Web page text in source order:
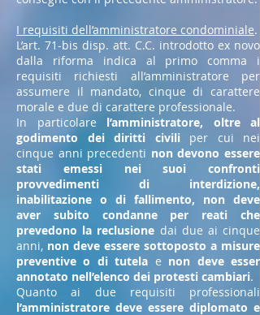
I requisiti dell’amministratore condominiale.
L’art. 71-bis disp. att. C.C. introdotto ex novo
dalla riforma indica al primo comma i
requisiti richiesti all’amministratore per
assumere il mandato, cinque di carattere
morale e due di carattere professionale.
In particolare l’amministratore, oltre al
godimento dei diritti civili per cui nei
cinque anni precedenti non devono essere
stati emessi nei suoi confronti
provvedimenti di interdizione,
inabilitazione o di fallimento, non deve
aver subito condanne per reati che
prevedono la reclusione dai due ai cinque
anni, non deve essere sottoposto a misure
preventive o di tutela e non deve esser
annotato nell’elenco dei protesti cambiari.
Quanto ai due requisiti professionali
l’amministratore deve essere diplomato e